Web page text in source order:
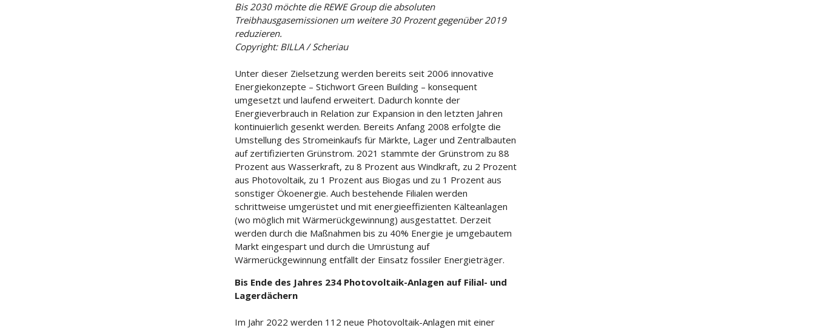
Bis 2030 möchte die REWE Group die absoluten
Treibhausgasemissionen um weitere 30 Prozent gegenüber 2019
reduzieren.
Copyright: BILLA / Scheriau
Unter dieser Zielsetzung werden bereits seit 2006 innovative
Energiekonzepte – Stichwort Green Building – konsequent
umgesetzt und laufend erweitert. Dadurch konnte der
Energieverbrauch in Relation zur Expansion in den letzten Jahren
kontinuierlich gesenkt werden. Bereits Anfang 2008 erfolgte die
Umstellung des Stromeinkaufs für Märkte, Lager und Zentralbauten
auf zertifizierten Grünstrom. 2021 stammte der Grünstrom zu 88
Prozent aus Wasserkraft, zu 8 Prozent aus Windkraft, zu 2 Prozent
aus Photovoltaik, zu 1 Prozent aus Biogas und zu 1 Prozent aus
sonstiger Ökoenergie. Auch bestehende Filialen werden
schrittweise umgerüstet und mit energieeffizienten Kälteanlagen
(wo möglich mit Wärmerückgewinnung) ausgestattet. Derzeit
werden durch die Maßnahmen bis zu 40% Energie je umgebautem
Markt eingespart und durch die Umrüstung auf
Wärmerückgewinnung entfällt der Einsatz fossiler Energieträger.
Bis Ende des Jahres 234 Photovoltaik-Anlagen auf Filial- und
Lagerdächern
Im Jahr 2022 werden 112 neue Photovoltaik-Anlagen mit einer